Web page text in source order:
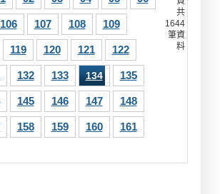
106 107 108 109
119 120 121 122
132 133 134 135
145 146 147 148
158 159 160 161
共
1644
筆資
料